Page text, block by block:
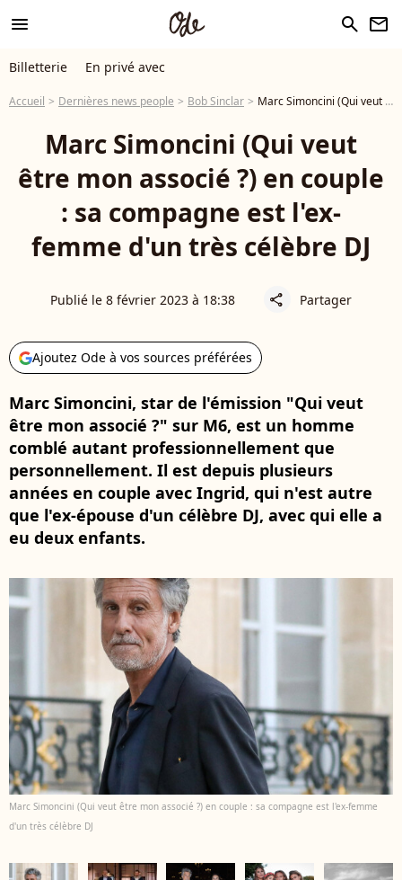
menu search newsletter
Billetterie En privé avec
Accueil Dernières news people Bob Sinclar Marc Simoncini (Qui veut être mon associé ?) en couple : sa compagne est l'ex-femme d'un très célèbre DJ
Marc Simoncini (Qui veut
être mon associé ?) en couple
: sa compagne est l'ex-
femme d'un très célèbre DJ
Publié le 8 février 2023 à 18:38 share Partager
Ajoutez Ode à vos sources préférées
Marc Simoncini, star de l'émission "Qui veut
être mon associé ?" sur M6, est un homme
comblé autant professionnellement que
personnellement. Il est depuis plusieurs
années en couple avec Ingrid, qui n'est autre
que l'ex-épouse d'un célèbre DJ, avec qui elle a
eu deux enfants.
Marc Simoncini (Qui veut être mon associé ?) en couple : sa compagne est l'ex-femme
d'un très célèbre DJ